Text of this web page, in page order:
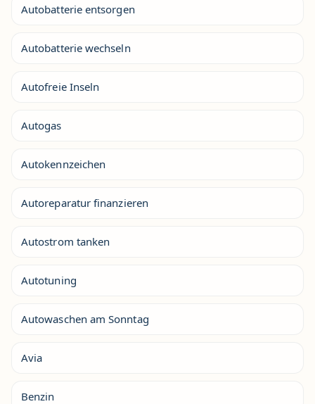
Autobatterie entsorgen
Autobatterie wechseln
Autofreie Inseln
Autogas
Autokennzeichen
Autoreparatur finanzieren
Autostrom tanken
Autotuning
Autowaschen am Sonntag
Avia
Benzin